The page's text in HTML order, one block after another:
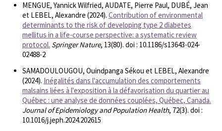
MENGUE, Yannick Wilfried, AUDATE, Pierre Paul, DUBÉ, Jean
et LEBEL, Alexandre (2024). Contribution of environmental
determinants to the risk of developing type 2 diabetes
mellitus in a life-course perspective: a systematic review
protocol. Springer Nature, 13(80). doi : 10.1186/s13643-024-
02488-2
SAMADOULOUGOU, Ouindpanga Sékou et LEBEL, Alexandre
(2024). Inégalités dans l'accumulation des comportements
malsains liées à l'exposition à la défavorisation du quartier au
Québec : une analyse de données couplées, Québec, Canada.
Journal of Epidemiology and Population Health, 72(3). doi :
10.1016/j.jeph.2024.202615